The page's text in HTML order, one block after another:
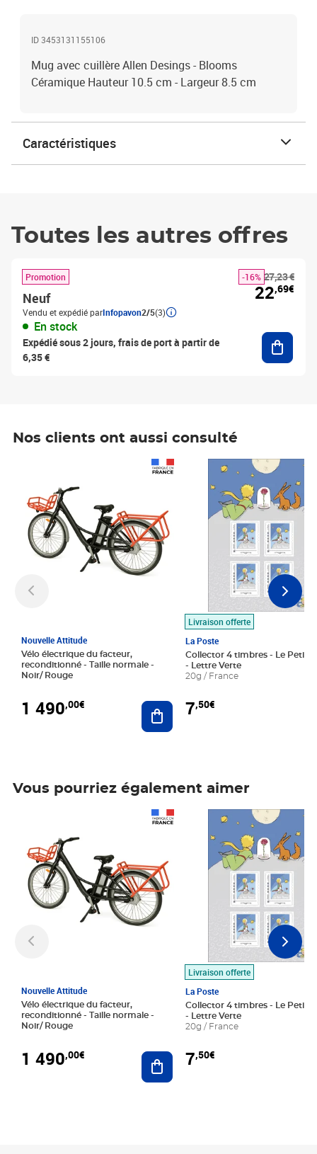
ID 3453131155106
Mug avec cuillère Allen Desings - Blooms
Céramique Hauteur 10.5 cm - Largeur 8.5 cm
Caractéristiques
Toutes les autres offres
Promotion
Neuf
Vendu et expédié parInfopavon2/5(3)
En stock
Expédié sous 2 jours, frais de port à partir de
6,35 €
27,23 €
-16%
22,69€
Nos clients ont aussi consulté
Nouvelle Attitude
Vélo électrique du facteur,
reconditionné - Taille normale -
Noir/ Rouge
1 490,00€ Ajouter au panier
Livraison offerte
La Poste
Collector 4 timbres - Le Petit
- Lettre Verte
20g / France
7,50€
Prix 7,50€
Vous pourriez également aimer
Nouvelle Attitude
Vélo électrique du facteur,
reconditionné - Taille normale -
Noir/ Rouge
1 490,00€ Ajouter au panier
Livraison offerte
La Poste
Collector 4 timbres - Le Petit
- Lettre Verte
20g / France
7,50€
Prix 7,50€